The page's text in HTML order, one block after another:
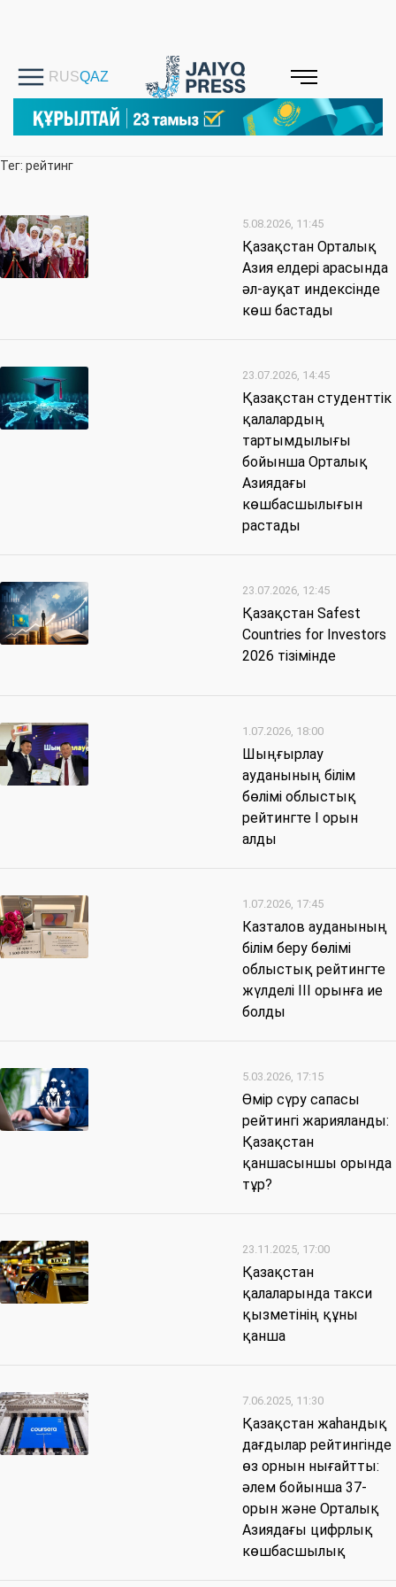
Тег: рейтинг
5.08.2026, 11:45
Қазақстан Орталық
Азия елдері арасында
әл-ауқат индексінде
көш бастады
23.07.2026, 14:45
Қазақстан студенттік
қалалардың
тартымдылығы
бойынша Орталық
Азиядағы
көшбасшылығын
растады
23.07.2026, 12:45
Қазақстан Safest
Countries for Investors
2026 тізімінде
1.07.2026, 18:00
Шыңғырлау
ауданының білім
бөлімі облыстық
рейтингте І орын
алды
1.07.2026, 17:45
Казталов ауданының
білім беру бөлімі
облыстық рейтингте
жүлделі ІІІ орынға ие
болды
5.03.2026, 17:15
Өмір сүру сапасы
рейтингі жарияланды:
Қазақстан
қаншасыншы орында
тұр?
23.11.2025, 17:00
Қазақстан
қалаларында такси
қызметінің құны
қанша
7.06.2025, 11:30
Қазақстан жаһандық
дағдылар рейтингінде
өз орнын нығайтты:
әлем бойынша 37-
орын және Орталық
Азиядағы цифрлық
көшбасшылық